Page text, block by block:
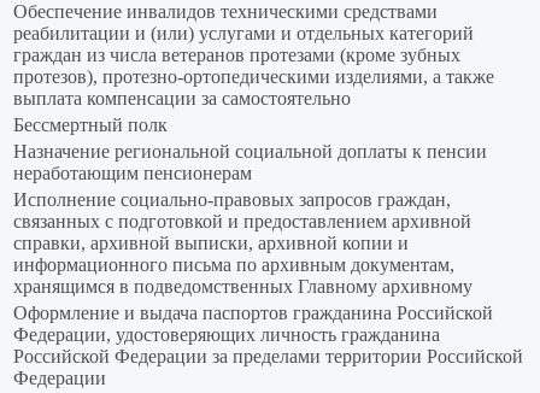
Обеспечение инвалидов техническими средствами
реабилитации и (или) услугами и отдельных категорий
граждан из числа ветеранов протезами (кроме зубных
протезов), протезно-ортопедическими изделиями, а также
выплата компенсации за самостоятельно
Бессмертный полк
Назначение региональной социальной доплаты к пенсии
неработающим пенсионерам
Исполнение социально-правовых запросов граждан,
связанных с подготовкой и предоставлением архивной
справки, архивной выписки, архивной копии и
информационного письма по архивным документам,
хранящимся в подведомственных Главному архивному
Оформление и выдача паспортов гражданина Российской
Федерации, удостоверяющих личность гражданина
Российской Федерации за пределами территории Российской
Федерации